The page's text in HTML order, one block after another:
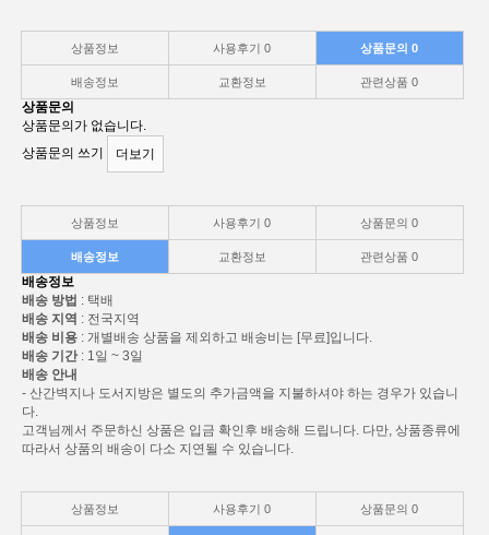
상품정보 사용후기0 상품문의0
배송정보 교환정보 관련상품0
상품문의
상품문의가 없습니다.
상품문의 쓰기
더보기
상품정보 사용후기0 상품문의0
배송정보 교환정보 관련상품0
배송정보
배송 방법 : 택배
배송 지역 : 전국지역
배송 비용 : 개별배송 상품을 제외하고 배송비는 [무료]입니다.
배송 기간: 1일 ~ 3일
배송 안내
- 산간벽지나 도서지방은 별도의 추가금액을 지불하셔야 하는 경우가 있습니
다.
고객님께서 주문하신 상품은 입금 확인후 배송해 드립니다. 다만, 상품종류에
따라서 상품의 배송이 다소 지연될 수 있습니다.
상품정보 사용후기0 상품문의0